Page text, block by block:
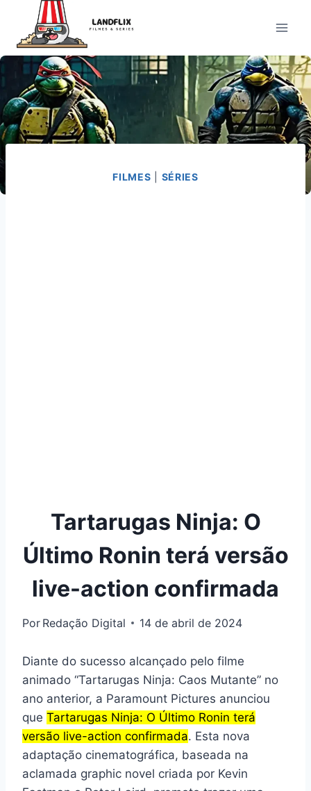
Conteúdo
FILMES SÉRIES
Tartarugas Ninja: O
Último Ronin terá versão
live-action confirmada
Por Redação Digital 14 de abril de 2024
Diante do sucesso alcançado pelo filme
animado “Tartarugas Ninja: Caos Mutante” no
ano anterior, a Paramount Pictures anunciou
que Tartarugas Ninja: O Último Ronin terá
versão live-action confirmada. Esta nova
adaptação cinematográfica, baseada na
aclamada graphic novel criada por Kevin